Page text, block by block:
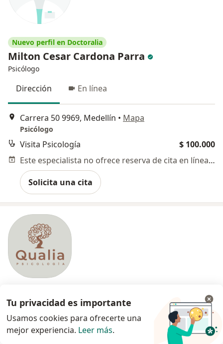
Nuevo perfil en Doctoralia
Milton Cesar Cardona Parra
Psicólogo
Dirección En línea
Carrera 50 9969, Medellín • Mapa
Psicólogo
Visita Psicología
$ 100.000
Este especialista no ofrece reserva de cita en línea en esta dirección.
Solicita una cita
Qualia Psicología
Psicología, Fisioterapia, Neuropsicología
Calle 33AA # 80B-29, Medellín
Tu privacidad es importante
Usamos cookies para ofrecerte una
mejor experiencia. Leer más.